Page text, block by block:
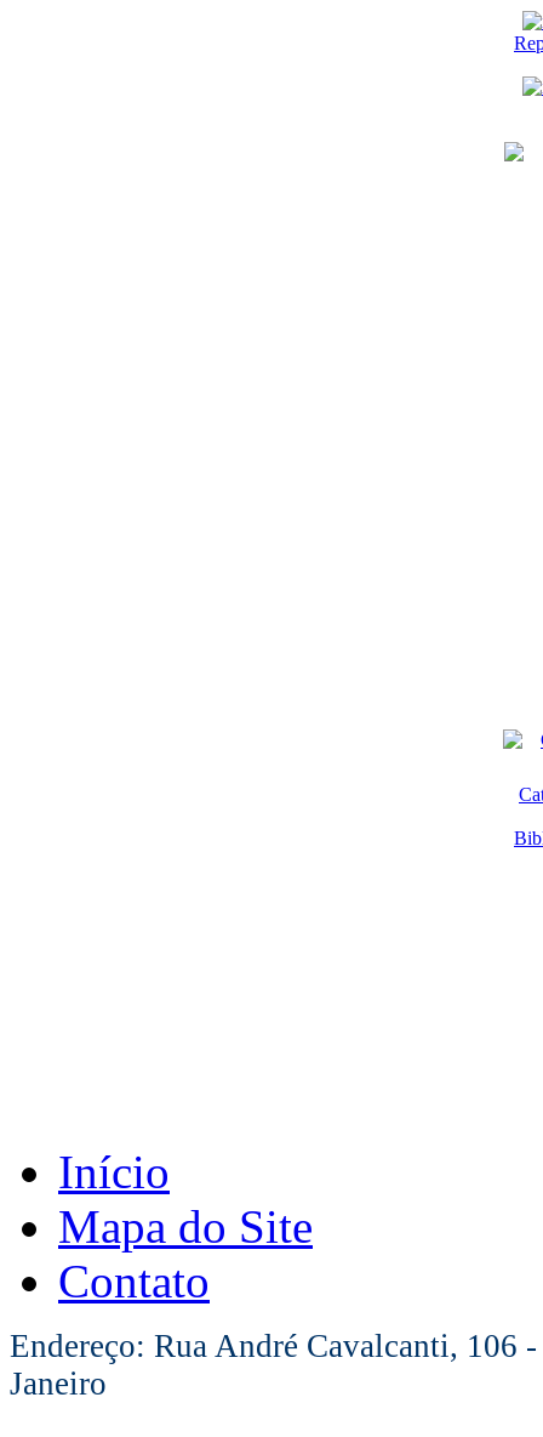
Início
Mapa do Site
Contato
Endereço: Rua André Cavalcanti, 106
Janeiro